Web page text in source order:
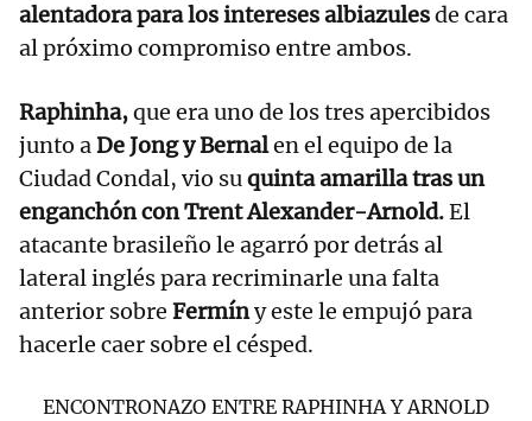
alentadora para los intereses albiazulesde cara
al próximo compromiso entre ambos.
Raphinha,que era uno de los tres apercibidos
junto aDe Jong y Bernalen el equipo de la
Ciudad Condal, vio suquinta amarilla tras un
enganchón con Trent Alexander-Arnold.El
atacante brasileño le agarró por detrás al
lateral inglés para recriminarle una falta
anterior sobre Fermíny este le empujó para
hacerle caer sobre el césped.
ENCONTRONAZO ENTRE RAPHINHA Y ARNOLD